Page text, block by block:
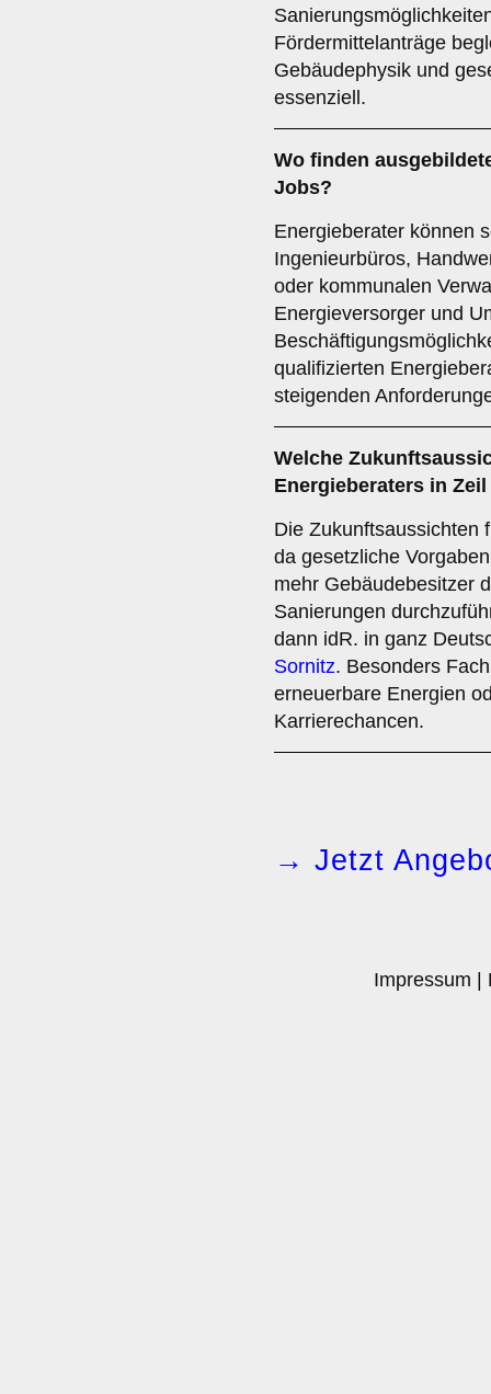
Fördermittelanträge
Gebäudephysik und
essenziell.
Wo finden
Jobs?
Energieberater können
Ingenieurbüros,
oder kommunalen
Energieversorger und
qualifizierten
steigenden
Welche
Energieberaters in
Die Zukunftsaussichten
da gesetzliche
mehr Gebäudebesitzer
Sanierungen
dann idR. in ganz
Sornitz. Besonders
erneuerbare Energien
Karrierechancen.
→ Jetzt
Impressum